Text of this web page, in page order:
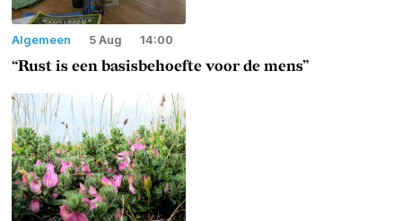
Algemeen 5 Aug 14:00
“Rust is een basisbehoefte voor de mens”